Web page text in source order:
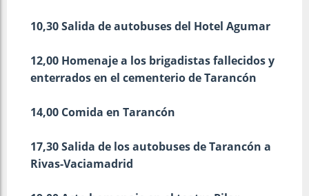
10,30 Salida de autobuses del Hotel Agumar
12,00 Homenaje a los brigadistas fallecidos y
enterrados en el cementerio de Tarancón
14,00 Comida en Tarancón
17,30 Salida de los autobuses de Tarancón a
Rivas-Vaciamadrid